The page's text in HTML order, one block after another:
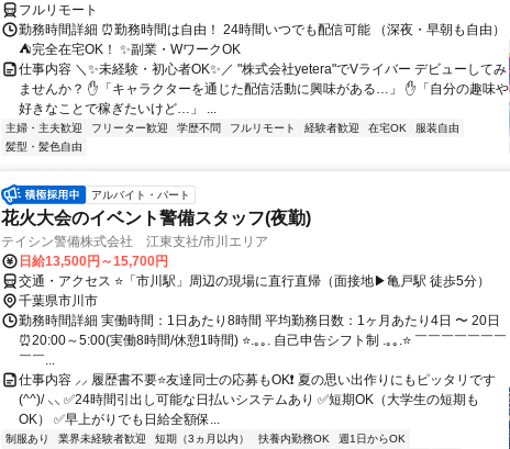
フルリモート
勤務時間詳細 ⏰勤務時間は自由！ 24時間いつでも配信可能 （深夜・早朝も自由）
⛺完全在宅OK！ ✨副業・WワークOK
仕事内容 ＼✨未経験・初心者OK✨／ "株式会社yetera"でVライバー デビューしてみ
ませんか？ ✋「キャラクターを通じた配信活動に興味がある…」 ✋「自分の趣味や
好きなことで稼ぎたいけど…」 ...
主婦・主夫歓迎 フリーター歓迎 学歴不問 フルリモート 経験者歓迎 在宅OK
服装自由
髪型・髪色自由
アルバイト・パート
花火大会のイベント警備スタッフ(夜勤)
テイシン警備株式会社 江東支社/市川エリア
日給13,500円～15,700円
交通・アクセス ⭐「市川駅」周辺の現場に直行直帰（面接地▶亀戸駅 徒歩5分）
千葉県市川市
勤務時間詳細 実働時間：1日あたり8時間 平均勤務日数：1ヶ月あたり4日 〜 20日
⏰20:00～5:00(実働8時間/休憩1時間) ⭐.｡｡. 自己申告シフト制 .｡｡.⭐ ￣￣￣￣￣￣￣
￣￣...
仕事内容 ⸝⸝ 履歴書不要⭐友達同士の応募もOK❗ 夏の思い出作りにもピッタリです
(^^)/ ⸜⸜ ✅24時間引出し可能な日払いシステムあり ✅短期OK（大学生の短期も
OK） ✅早上がりでも日給全額保...
制服あり 業界未経験者歓迎 短期（3ヵ月以内） 扶養内勤務OK
週1日からOK